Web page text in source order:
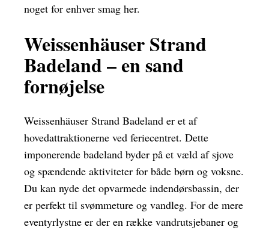
noget for enhver smag her.
Weissenhäuser Strand
Badeland – en sand
fornøjelse
Weissenhäuser Strand Badeland er et af
hovedattraktionerne ved feriecentret. Dette
imponerende badeland byder på et væld af sjove
og spændende aktiviteter for både børn og voksne.
Du kan nyde det opvarmede indendørsbassin, der
er perfekt til svømmeture og vandleg. For de mere
eventyrlystne er der en række vandrutsjebaner og